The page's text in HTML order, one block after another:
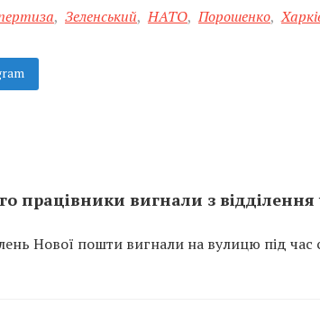
, Зеленський, НАТО, Порошенко,
працівники вигнали з відділення
Нової пошти вигнали на вулицю під час